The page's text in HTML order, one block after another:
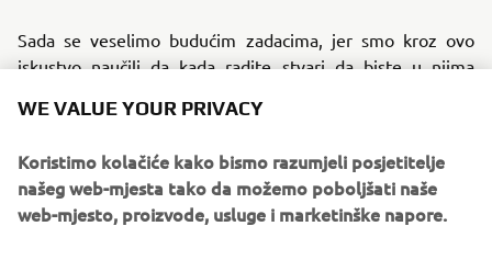
Sada se veselimo budućim zadacima, jer smo kroz ovo
iskustvo naučili da kada radite stvari da biste u njima
neočekivana avantura.
Destination Yamaha Motor
WE VALUE YOUR PRIVACY
Koristimo kolačiće kako bismo razumjeli posjetitelje
našeg web-mjesta tako da možemo poboljšati naše
web-mjesto, proizvode, usluge i marketinške napore.